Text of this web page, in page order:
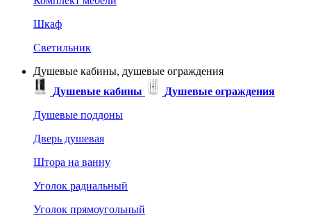
Шкаф
Светильник
Душевые кабины, душевые ограждения
Душевые кабины
Душевые ограждения
Душевые поддоны
Дверь душевая
Штора на ванну
Уголок радиальный
Уголок прямоугольный